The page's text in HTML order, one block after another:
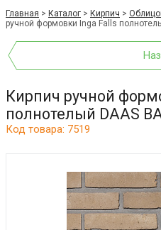
Главная > Каталог > Кирпич >
ручной формовки Inga Falls
Кирпич ручной
полнотелый DAAS
Код товара: 7519